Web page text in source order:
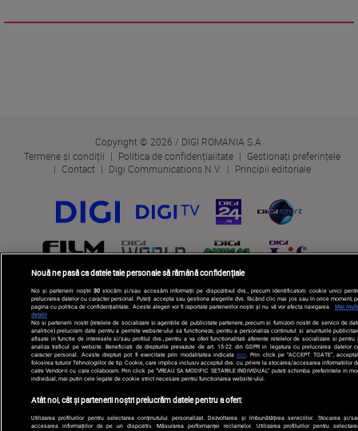
Copyright © 2026 / DIGI ROMANIA S.A.
Termene și condiții
Politica de confidențialitate
Gestionați preferințele
Contact
Digi Communications N.V. Principii editoriale
Nouă ne pasă ca datele tale personale să rămână confidențiale
Noi și partenerii noștri 30stocăm și/sau accesăm informații pe dispozitivul dvs., precum identificatorii cookie unici
prelucrarea datelor cu caracter personal. Puteți accepta sau gestiona alegerile dvs. făcând clic mai jos sau în orice moment,
pagina cu politica de confidențialitate. Aceste alegeri vor fi raportate partenerilor noștri și nu vă vor afecta navigarea.
Mai
detalii
Noi si partenerii nostri (retelele de socializare si agentiile de publicitate partenere, precum si furnizorii nostri de servicii de
analitice) prelucram date pentru a permite website-ului sa functioneze, pentru a personaliza continutul si anunturile
afisate in functie de interesele si/sau profilul dvs., pentru a va oferi functionalitati aferente retelelor de socializare si pentru
analiza traficul pe website. Beneficiati de drepturile prevazute de art. 15-22 din GDPR in legatura cu prelucrarea datelor
caracter personal. Aceste drepturi pot fi exercitate prin modalitatea indicataaici . Prin click pe “ACCEPT TOATE”,
folosirea tuturor Tehnologiilor de tip Cookie, care implica inclusiv acceptul dvs. cu privire la stocarea/accesarea informatiilor
catre Vendor-ii cu care colaboram. Prin click pe “VREAU SA MODIFIC SETARILE INDIVIDUAL” puteti schimba preferintele in
individual, mai putin cele legate de cookie strict necesare pentru functionarea website-ului.
Atât noi, cât și partenerii noștri prelucrăm datele pentru a oferi:
Utilizarea profilurilor pentru selectarea conținutului personalizat. Dezvoltarea și îmbunătățirea serviciilor. Stocarea și/
accesarea informațiilor de pe un dispozitiv. Măsurarea performanței reclamelor. Utilizarea profilurilor pentru